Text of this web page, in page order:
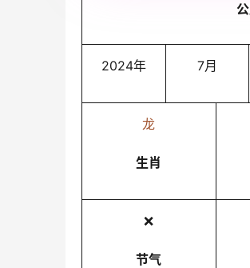
2024年 7月
龙
生肖
❌
节气